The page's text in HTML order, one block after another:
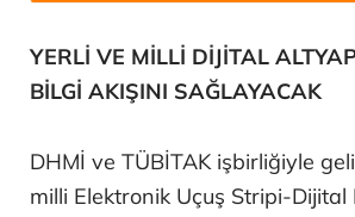
YERLİ VE MİLLİ DİJİTAL
BİLGİ AKIŞINI SAĞLAYACAK
DHMİ ve TÜBİTAK işbirliğiyle
milli Elektronik Uçuş Stripi-